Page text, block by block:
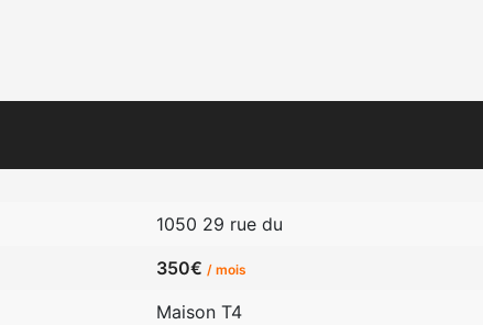
1050 29 rue du
350€ / mois
Maison T4